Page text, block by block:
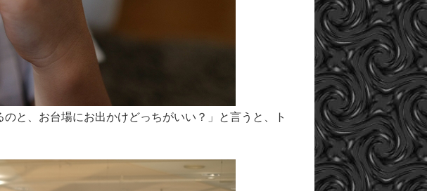
と、お台場にお出かけどっちがいい？」と言うと、ト